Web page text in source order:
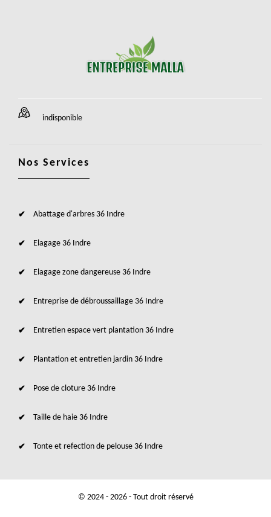
indisponible
Nos Services
Abattage d'arbres 36 Indre
Elagage 36 Indre
Elagage zone dangereuse 36 Indre
Entreprise de débroussaillage 36 Indre
Entretien espace vert plantation 36 Indre
Plantation et entretien jardin 36 Indre
Pose de cloture 36 Indre
Taille de haie 36 Indre
Tonte et refection de pelouse 36 Indre
© 2024 - 2026 - Tout droit réservé